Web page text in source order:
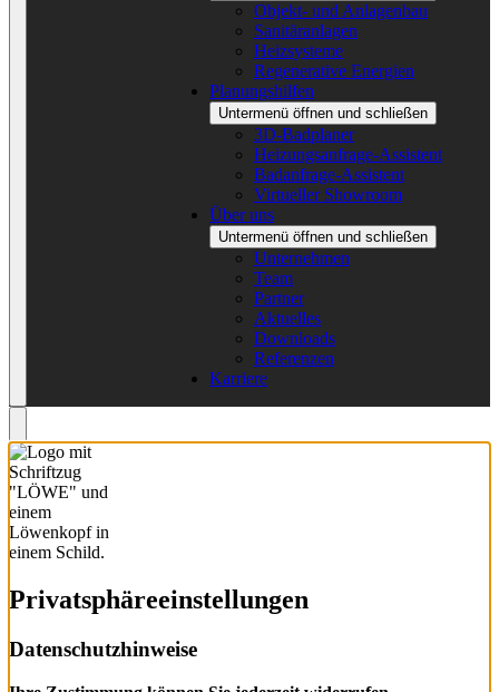
Objekt- und Anlagenbau
Sanitäranlagen
Heizsysteme
Regenerative Energien
Planungshilfen
Untermenü öffnen und schließen
3D-Badplaner
Heizungsanfrage-Assistent
Badanfrage-Assistent
Virtueller Showroom
Über uns
Untermenü öffnen und schließen
Unternehmen
Team
Partner
Aktuelles
Downloads
Referenzen
Karriere
Privatsphäre­einstellungen
Datenschutzhinweise